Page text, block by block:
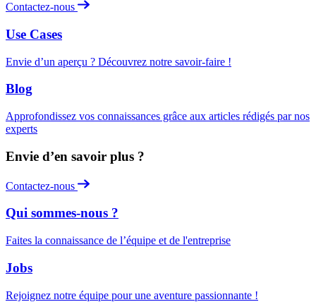
Contactez-nous
Use Cases
Envie d’un aperçu ? Découvrez notre savoir-faire !
Blog
Approfondissez vos connaissances grâce aux articles rédigés par nos
experts
Envie d’en savoir plus ?
Contactez-nous
Qui sommes-nous ?
Faites la connaissance de l’équipe et de l'entreprise
Jobs
Rejoignez notre équipe pour une aventure passionnante !